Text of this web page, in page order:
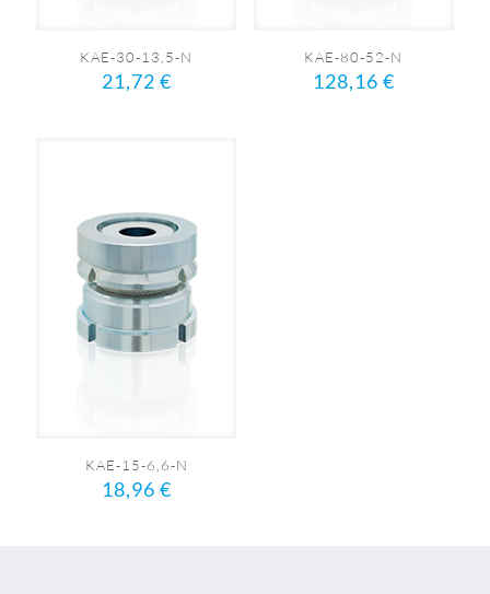
KAE-30-13,5-N
21,72 €
KAE-80-52-N
128,16 €
KAE-15-6,6-N
18,96 €